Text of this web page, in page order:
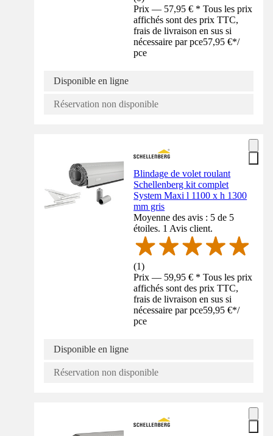
Prix — 57,95 € * Tous les prix
affichés sont des prix TTC,
frais de livraison en sus si
nécessaire par pce57,95 €*/
pce
Disponible en ligne
Réservation non disponible
Blindage de volet roulant
Schellenberg kit complet
System Maxi l 1100 x h 1300
mm gris
Moyenne des avis : 5 de 5
étoiles. 1 Avis client.
(1)
Prix — 59,95 € * Tous les prix
affichés sont des prix TTC,
frais de livraison en sus si
nécessaire par pce59,95 €*/
pce
Disponible en ligne
Réservation non disponible